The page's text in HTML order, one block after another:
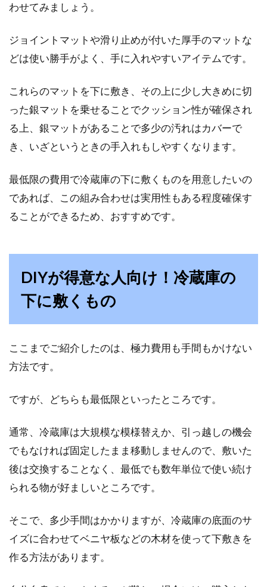
を紹介！選び方も解説
家で気軽に買えるネット通販では、キッチンの
窓に合うおしゃれなカーテンが数多く取り揃え
わせてみましょう。
ジョイントマットや滑り止めが付いた厚手のマットな
どは使い勝手がよく、手に入れやすいアイテムです。
これらのマットを下に敷き、その上に少し大きめに切
った銀マットを乗せることでクッション性が確保され
る上、銀マットがあることで多少の汚れはカバーで
き、いざというときの手入れもしやすくなります。
最低限の費用で冷蔵庫の下に敷くものを用意したいの
であれば、この組み合わせは実用性もある程度確保す
ることができるため、おすすめです。
DIYが得意な人向け！冷蔵庫の
下に敷くもの
ここまでご紹介したのは、極力費用も手間もかけない
方法です。
ですが、どちらも最低限といったところです。
通常、冷蔵庫は大規模な模様替えか、引っ越しの機会
でもなければ固定したまま移動しませんので、敷いた
後は交換することなく、最低でも数年単位で使い続け
られる物が好ましいところです。
そこで、多少手間はかかりますが、冷蔵庫の底面のサ
イズに合わせてベニヤ板などの木材を使って下敷きを
作る方法があります。